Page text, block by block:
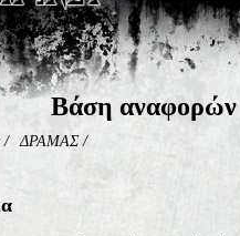
Βάση αναφορών
/ ΔΡΑΜΑΣ /